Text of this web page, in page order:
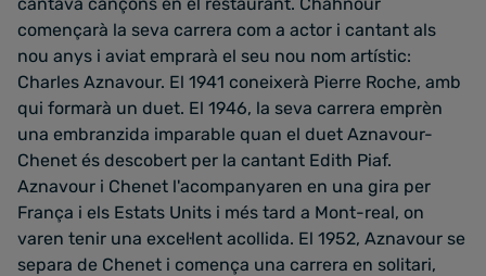
començarà la seva carrera com a actor i cantant als
nou anys i aviat emprarà el seu nou nom artístic:
Charles Aznavour. El 1941 coneixerà Pierre Roche, amb
qui formarà un duet. El 1946, la seva carrera emprèn
una embranzida imparable quan el duet Aznavour-
Chenet és descobert per la cantant Edith Piaf.
Aznavour i Chenet l'acompanyaren en una gira per
França i els Estats Units i més tard a Mont-real, on
varen tenir una excel·lent acollida. El 1952, Aznavour se
separa de Chenet i comença una carrera en solitari,